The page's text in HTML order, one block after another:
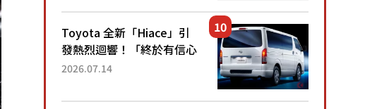
公里，兼具優異節能表現與
舒適「三...
Toyota 全新「Hiace」引
發熱烈迴響！「終於有信心
下訂了！」「哪個等級交車
後竟然還要等「超過半年」
2026.07.14